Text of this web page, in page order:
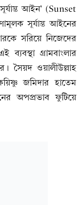
আইন’ (Sunset
সূর্যাস্ত আইনের
সরিয়ে নিজেদের
গ্রামবাংলার
সৈয়দ ওয়ালীউল্লাহ
জমিদার হাতেম
অপপ্রভাব ফুটিয়ে